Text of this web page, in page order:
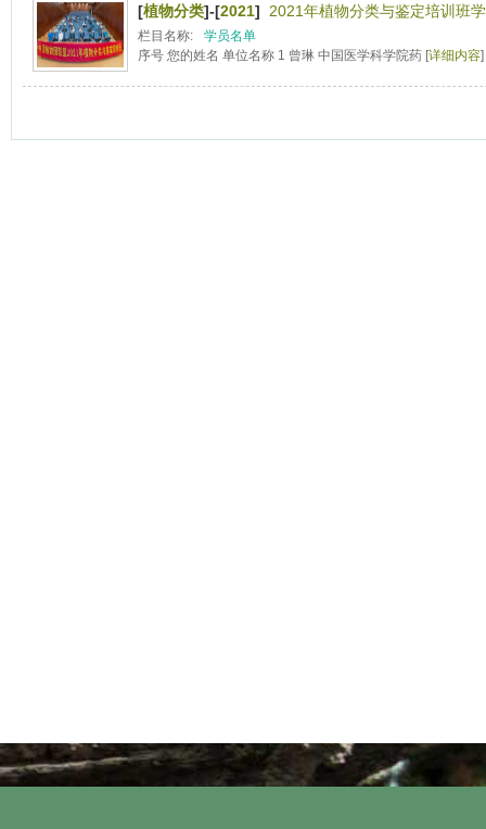
[植物分类]-[2021] 2021年植物分类与鉴定培训班学
栏目名称:
学员名单
序号 您的姓名 单位名称 1 曾琳 中国医学科学院药 [详细内容]